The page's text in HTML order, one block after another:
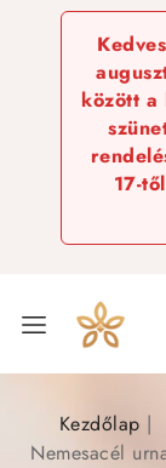
között a
17-
Kezdőlap
Nemesacél